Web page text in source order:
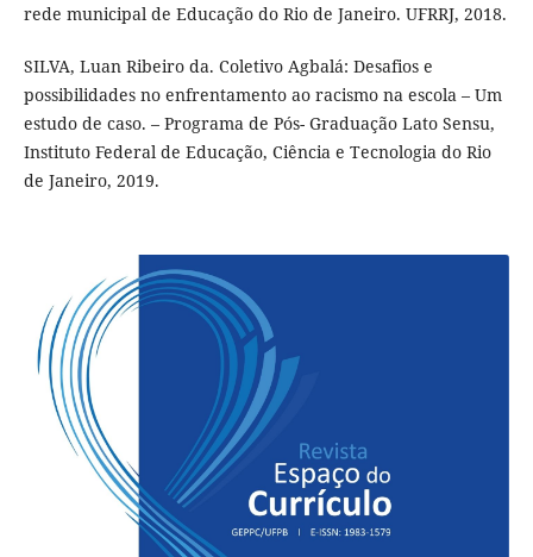
rede municipal de Educação do Rio de Janeiro. UFRRJ, 2018.
SILVA, Luan Ribeiro da. Coletivo Agbalá: Desafios e
possibilidades no enfrentamento ao racismo na escola – Um
estudo de caso. – Programa de Pós- Graduação Lato Sensu,
Instituto Federal de Educação, Ciência e Tecnologia do Rio
de Janeiro, 2019.